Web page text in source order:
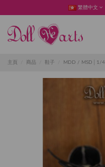
繁體中文
主頁 商品 鞋子 MDD / MSD│1/4